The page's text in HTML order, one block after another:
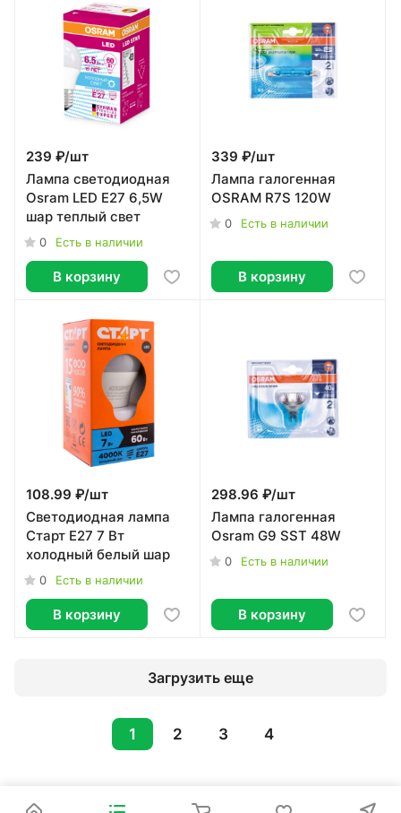
239 ₽/шт
Лампа светодиодная
Osram LED Е27 6,5W
шар теплый свет
0 Есть в наличии
В корзину
339 ₽/шт
Лампа галогенная
OSRAM R7S 120W
0 Есть в наличии
В корзину
108.99 ₽/шт
Светодиодная лампа
Старт Е27 7 Вт
холодный белый шар
0 Есть в наличии
В корзину
298.96 ₽/шт
Лампа галогенная
Osram G9 SST 48W
0 Есть в наличии
В корзину
Загрузить еще
1 2 3 4